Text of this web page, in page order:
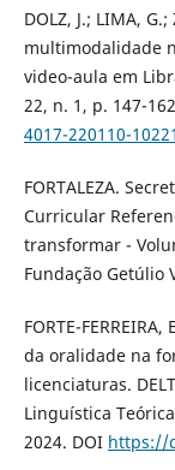
DOLZ, J.; LIMA,
multimodalidade
video-aula em
22, n. 1, p. 147-
4017-220110-10221
FORTALEZA.
Curricular
transformar -
Fundação Getúlio
FORTE-
da oralidade na
licenciaturas.
Linguística
2024. DOI https://